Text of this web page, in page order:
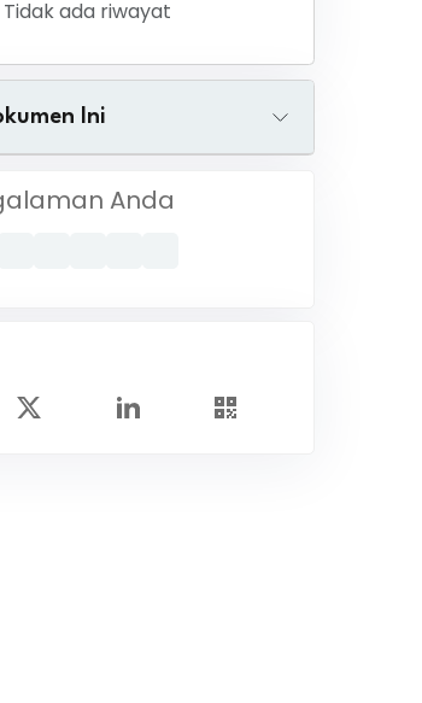
Tidak ada riwayat
Ini
Anda